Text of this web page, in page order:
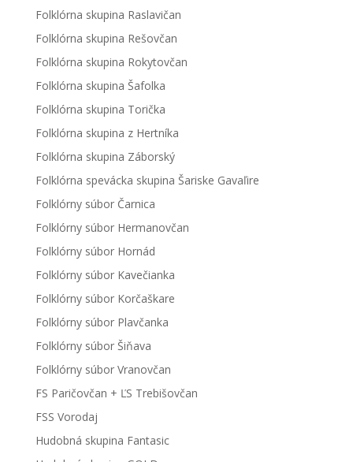
Folklórna skupina Raslavičan
Folklórna skupina Rešovčan
Folklórna skupina Rokytovčan
Folklórna skupina Šafolka
Folklórna skupina Torička
Folklórna skupina z Hertníka
Folklórna skupina Záborský
Folklórna spevácka skupina Šariske Gavaľire
Folklórny súbor Čarnica
Folklórny súbor Hermanovčan
Folklórny súbor Hornád
Folklórny súbor Kavečianka
Folklórny súbor Korčaškare
Folklórny súbor Plavčanka
Folklórny súbor Šiňava
Folklórny súbor Vranovčan
FS Paričovčan + ĽS Trebišovčan
FSS Vorodaj
Hudobná skupina Fantasic